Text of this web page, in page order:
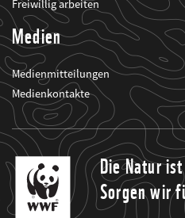
Freiwillig arbeiten
Medien
Medienmitteilungen
Medienkontakte
Die Natur
Sorgen wir